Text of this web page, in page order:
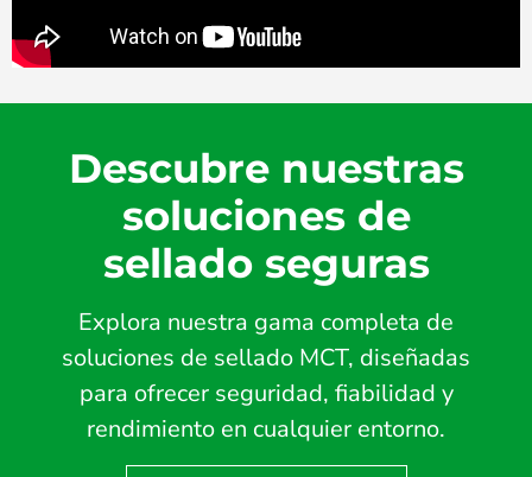
Descubre nuestras
soluciones de
sellado seguras
Explora nuestra gama completa de
soluciones de sellado MCT, diseñadas
para ofrecer seguridad, fiabilidad y
rendimiento en cualquier entorno.